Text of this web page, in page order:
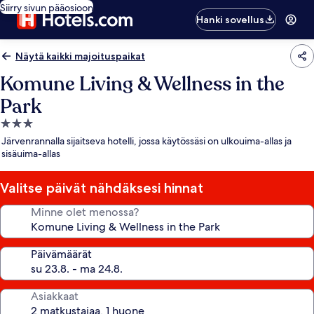
Siirry sivun pääosioon
Hanki sovellus
Näytä kaikki majoituspaikat
Komune Living & Wellness in the
Park
3.0
tähden
majoituspaikka
Järvenrannalla sijaitseva hotelli, jossa käytössäsi on ulkouima-allas ja
sisäuima-allas
Valitse päivät nähdäksesi hinnat
Minne olet menossa?
Päivämäärät
Asiakkaat